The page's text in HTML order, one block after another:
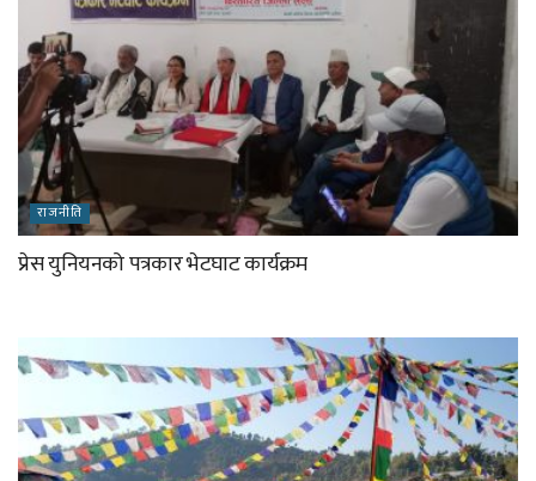
राजनीति
प्रेस युनियनको पत्रकार भेटघाट कार्यक्रम